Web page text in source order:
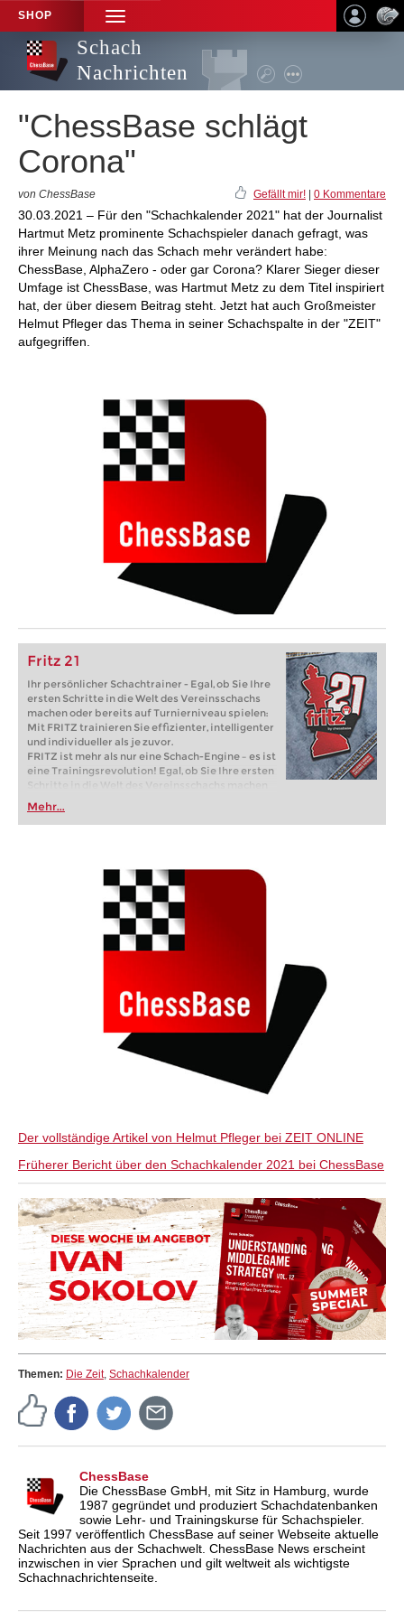
SHOP
TOGGLE
NAVIGATION
Schach
Nachrichten
"ChessBase schlägt
Corona"
von ChessBase Gefällt mir! 0 Kommentare
30.03.2021 – Für den "Schachkalender 2021" hat der Journalist
Hartmut Metz prominente Schachspieler danach gefragt, was
ihrer Meinung nach das Schach mehr verändert habe:
ChessBase, AlphaZero - oder gar Corona? Klarer Sieger dieser
Umfage ist ChessBase, was Hartmut Metz zu dem Titel inspiriert
hat, der über diesem Beitrag steht. Jetzt hat auch Großmeister
Helmut Pfleger das Thema in seiner Schachspalte in der "ZEIT"
aufgegriffen.
Fritz 21
Ihr persönlicher Schachtrainer - Egal, ob Sie Ihre
ersten Schritte in die Welt des Vereinsschachs
machen oder bereits auf Turnierniveau spielen:
Mit FRITZ trainieren Sie effizienter, intelligenter
und individueller als je zuvor.
FRITZ ist mehr als nur eine Schach-Engine – es ist
eine Trainingsrevolution! Egal, ob Sie Ihre ersten
Schritte in die Welt des Vereinsschachs machen
oder bereits auf Turnierniveau spielen: Mit
FRITZ trainieren Sie effizienter, intelligenter und
individueller als je zuvor.
Mehr...
Der vollständige Artikel von Helmut Pfleger bei ZEIT ONLINE
Früherer Bericht über den Schachkalender 2021 bei ChessBase
Themen: Die Zeit, Schachkalender
ChessBase
Die ChessBase GmbH, mit Sitz in Hamburg, wurde
1987 gegründet und produziert Schachdatenbanken
sowie Lehr- und Trainingskurse für Schachspieler.
Seit 1997 veröffentlich ChessBase auf seiner Webseite aktuelle
Nachrichten aus der Schachwelt. ChessBase News erscheint
inzwischen in vier Sprachen und gilt weltweit als wichtigste
Schachnachrichtenseite.